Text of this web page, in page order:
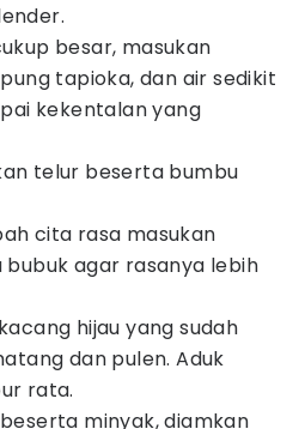
besar, masukan
tapioka, dan air sedikit
kekentalan yang
telur beserta bumbu
cita rasa masukan
agar rasanya lebih
hijau yang sudah
dan pulen. Aduk
rata.
minyak, diamkan